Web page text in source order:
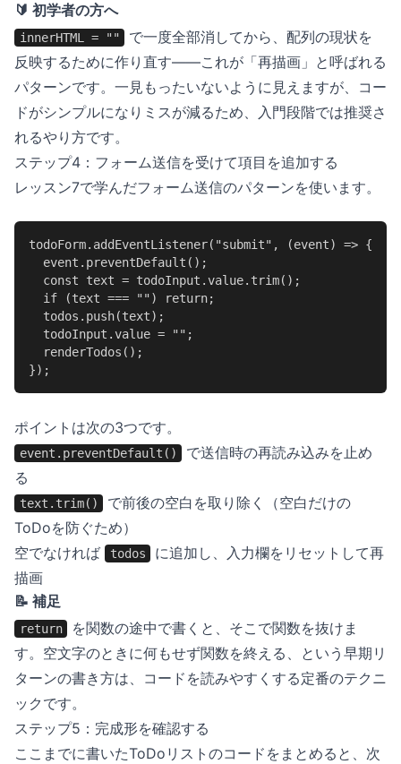
🔰 初学者の方へ
innerHTML = ""
で一度全部消してから、配列の現状を
反映するために作り直す——これが「再描画」と呼ばれる
パターンです。一見もったいないように見えますが、コー
ドがシンプルになりミスが減るため、入門段階では推奨さ
れるやり方です。
ステップ4：フォーム送信を受けて項目を追加する
レッスン7で学んだフォーム送信のパターンを使います。
todoForm.addEventListener("submit", (event) => {
  event.preventDefault();
  const text = todoInput.value.trim();
  if (text === "") return;
  todos.push(text);
  todoInput.value = "";
  renderTodos();
});
ポイントは次の3つです。
event.preventDefault()
で送信時の再読み込みを止め
る
text.trim()
で前後の空白を取り除く（空白だけの
ToDoを防ぐため）
空でなければ
todos
に追加し、入力欄をリセットして再
描画
📝 補足
return
を関数の途中で書くと、そこで関数を抜けま
す。空文字のときに何もせず関数を終える、という早期リ
ターンの書き方は、コードを読みやすくする定番のテクニ
ックです。
ステップ5：完成形を確認する
ここまでに書いたToDoリストのコードをまとめると、次